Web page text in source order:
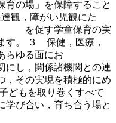
の場」を保障すること
，障がい児観にた
を促す学童保育の実
す。 ３ 保健，医療，
のあらゆる面にお
にし，関係諸機関との連
の実現を積極的にめ
どもを取り巻くすべて
学び合い，育ち合う場と